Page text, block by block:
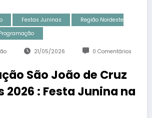
Festas Juninas
Região Nordeste
21/05/2026 0 Comentários
São João de Cruz
2026 : Festa Junina na